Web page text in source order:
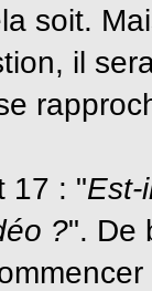
soit.
il
17 : "Est-
?". De